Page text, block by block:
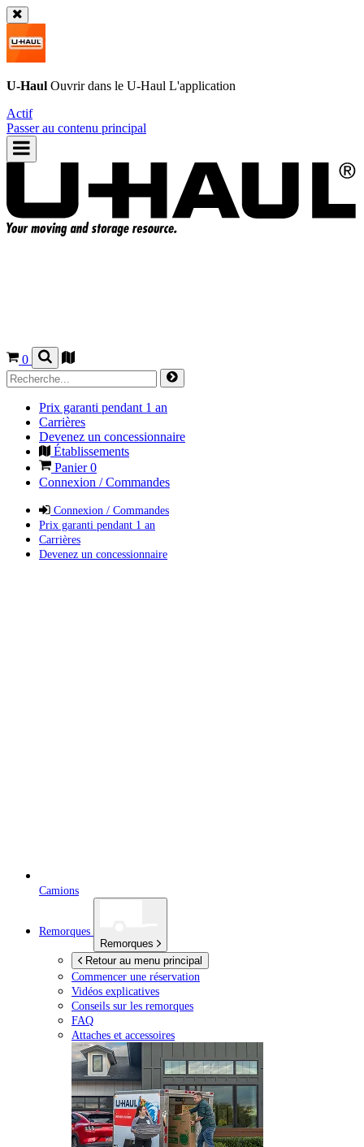
U-Haul Ouvrir dans le U-Haul L'application
Actif
Passer au contenu principal
0
Prix garanti pendant 1 an
Carrières
Devenez un concessionnaire
Établissements
Panier0
Connexion / Commandes
Connexion / Commandes
Prix garanti pendant 1 an
Carrières
Devenez un concessionnaire
Camions
Remorques
Remorques
Retour au menu principal
Commencer une réservation
Vidéos explicatives
Conseils sur les remorques
FAQ
Attaches et accessoires